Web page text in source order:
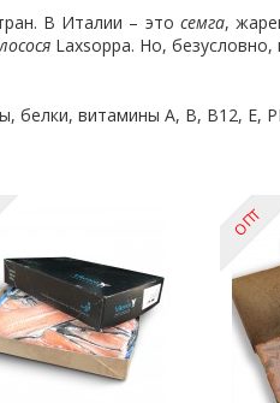
В Италии – это семга,
лосося Laxsoppa. Но,
белки, витамины А, В, В12, Е,
ОПТ